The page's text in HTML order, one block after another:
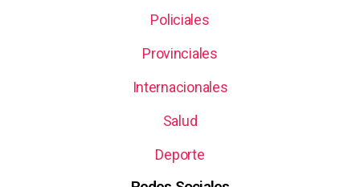
Policiales
Provinciales
Internacionales
Salud
Deporte